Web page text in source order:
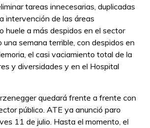
tareas innecesarias, duplicadas
intervención de las áreas
huele a más despidos en el sector
una semana terrible, con despidos en
el casi vaciamiento total de la
y diversidades y en el Hospital
quedará frente a frente con
público. ATE ya anunció paro
11 de julio. Hasta el momento, el